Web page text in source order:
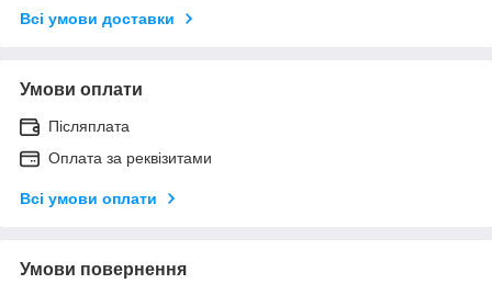
Всі умови доставки
Умови оплати
Післяплата
Оплата за реквізитами
Всі умови оплати
Умови повернення